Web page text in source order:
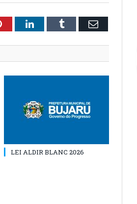
PinterestLinkedInTumblr Email
LEI ALDIR BLANC 2026